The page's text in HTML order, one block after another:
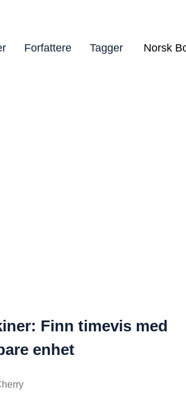
Forfattere Tagger
Finn timevis med
enhet